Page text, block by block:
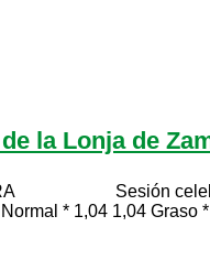
la Lonja de
Sesión
* 1,04 1,04 Graso